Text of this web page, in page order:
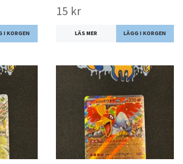
15 kr
LÄS MER